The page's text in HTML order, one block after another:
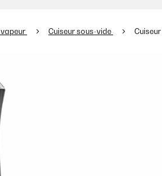
Cuiseur sous-vide